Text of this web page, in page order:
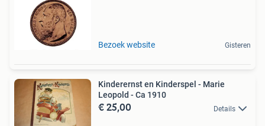
Bezoek website Gisteren
Kinderernst en Kinderspel - Marie
Leopold - Ca 1910
€ 25,00 Details